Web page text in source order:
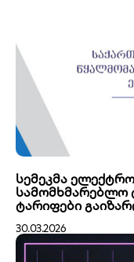
სემეკმა
სამომხმარებლო
ტარიფები
30.03.2026